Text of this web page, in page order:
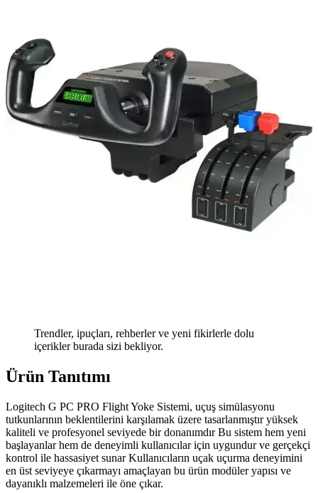
Trendler, ipuçları, rehberler ve yeni fikirlerle dolu
içerikler burada sizi bekliyor.
Ürün Tanıtımı
Logitech G PC PRO Flight Yoke Sistemi, uçuş simülasyonu
tutkunlarının beklentilerini karşılamak üzere tasarlanmıştır yüksek
kaliteli ve profesyonel seviyede bir donanımdır Bu sistem hem yeni
başlayanlar hem de deneyimli kullanıcılar için uygundur ve gerçekçi
kontrol ile hassasiyet sunar Kullanıcıların uçak uçurma deneyimini
en üst seviyeye çıkarmayı amaçlayan bu ürün modüler yapısı ve
dayanıklı malzemeleri ile öne çıkar.